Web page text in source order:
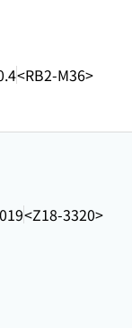
<RB2-M36>
<Z18-3320>